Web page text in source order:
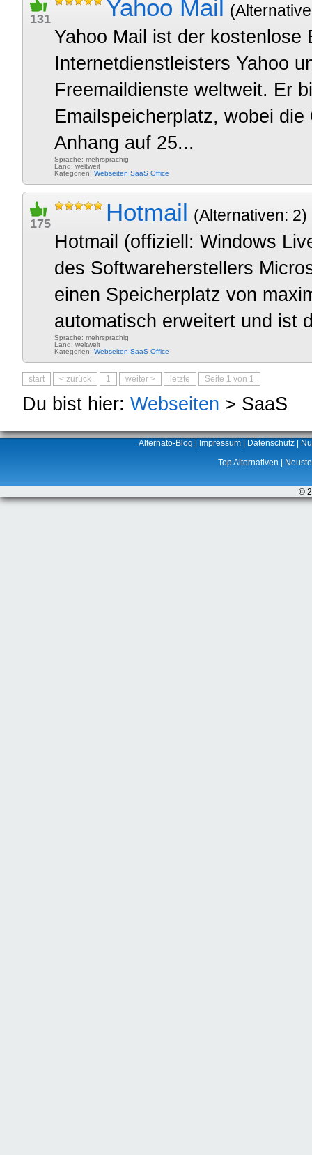
131 Yahoo Mail
Yahoo Mail ist der kostenlose
Internetdienstleisters Yahoo
Freemaildienste weltweit. Er
Emailspeicherplatz, wobei
Anhang auf 25...
Sprache: mehrsprachig
Land: weltweit
Kategorien: Webseiten SaaS Office
175 Hotmail (Alternativen: 2)
Hotmail (offiziell: Windows
des Softwareherstellers
einen Speicherplatz von
automatisch erweitert und ist
Sprache: mehrsprachig
Land: weltweit
Kategorien: Webseiten SaaS Office
start < zurück 1 weiter > letzte Seite 1 von 1
Du bist hier: Webseiten > SaaS
Alternato-Blog Impressum Datenschutz
Top Alternativen
©